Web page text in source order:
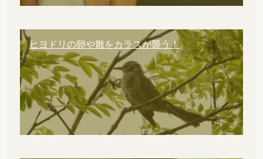
ヒヨドリの卵や雛をカラスが襲う！